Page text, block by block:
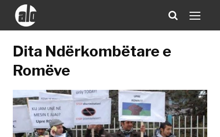
Dita Ndërkombëtare e
Romëve